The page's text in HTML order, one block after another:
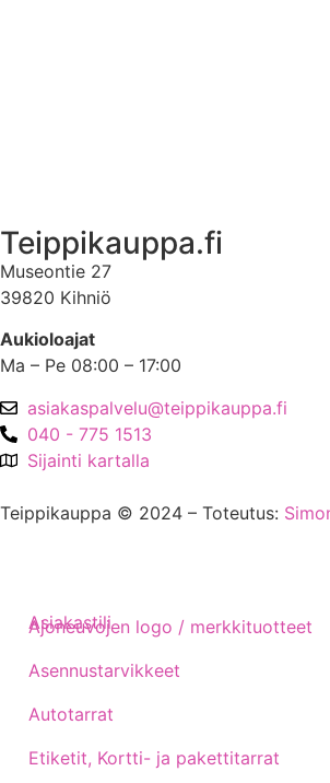
Teippikauppa.fi
Museontie 27
39820 Kihniö
Aukioloajat
Ma – Pe 08:00 – 17:00
asiakaspalvelu@teippikauppa.fi
040 - 775 1513
Sijainti kartalla
Teippikauppa © 2024 – Toteutus:
Ajoneuvojen logo / merkkituotteet
Asennustarvikkeet
Autotarrat
Etiketit, Kortti- ja pakettitarrat
Asiakastili